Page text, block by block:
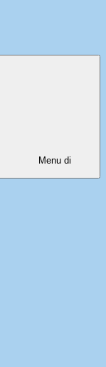
Menu di